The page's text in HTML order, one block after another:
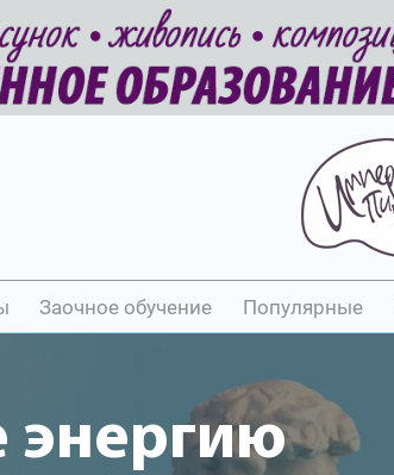
Заочное обучение Популярные
энергию